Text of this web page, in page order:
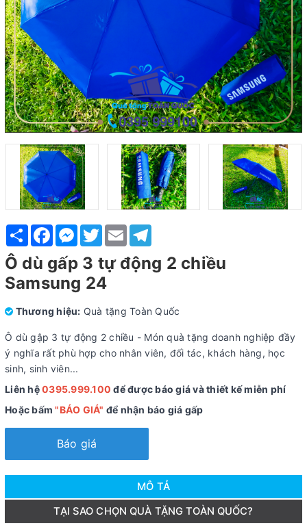
Share FacebookMessenger
TwitterEmail
Ô dù gấp 3 tự động 2 chiều
Samsung 24
Thương hiệu: Quà tặng Toàn Quốc
Ô dù gập 3 tự động 2 chiều - Món quà tặng doanh nghiệp đầy
ý nghĩa rất phù hợp cho nhân viên, đối tác, khách hàng, học
sinh, sinh viên...
Liên hệ0395.999.100 để được báo giá và thiết kế miễn phí
Hoặc bấm"BÁO GIÁ" để nhận báo giá gấp
Báo giá
MÔ TẢ
TẠI SAO CHỌN QUÀ TẶNG TOÀN QUỐC?